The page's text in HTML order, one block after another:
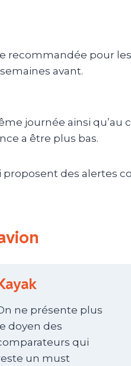
recommandée pour
avant.
journée ainsi qu’au
a être plus bas.
proposent des alertes
ne présente plus
le doyen des
qui
un must